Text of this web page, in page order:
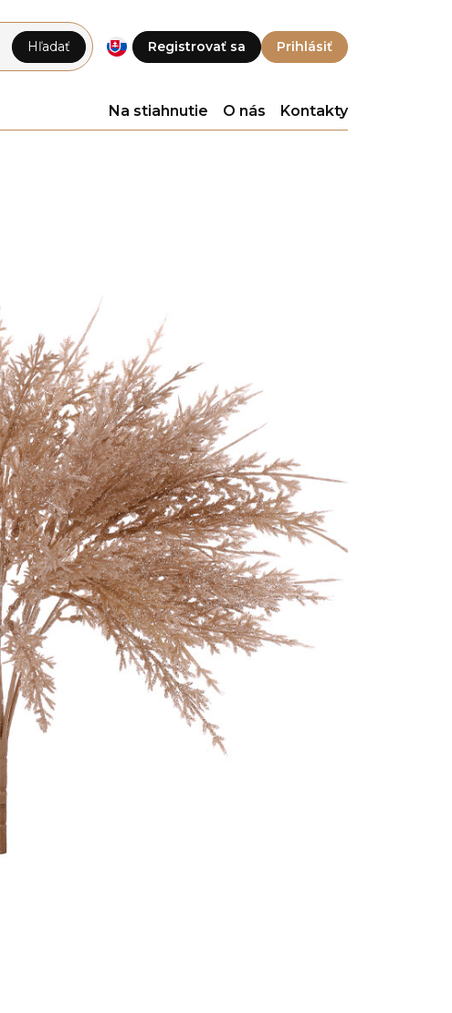
Registrovať sa Prihlásiť
Hľadať
Na stiahnutie O nás Kontakty